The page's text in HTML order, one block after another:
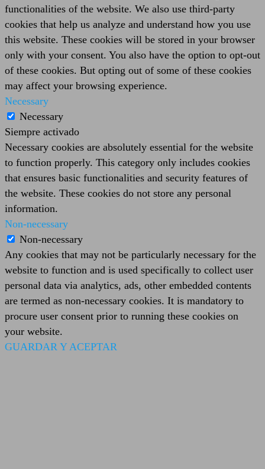
functionalities of the website. We also use third-party
cookies that help us analyze and understand how you use
this website. These cookies will be stored in your browser
only with your consent. You also have the option to opt-out
of these cookies. But opting out of some of these cookies
may affect your browsing experience.
Necessary
Necessary
Siempre activado
Necessary cookies are absolutely essential for the website
to function properly. This category only includes cookies
that ensures basic functionalities and security features of
the website. These cookies do not store any personal
information.
Non-necessary
Non-necessary
Any cookies that may not be particularly necessary for the
website to function and is used specifically to collect user
personal data via analytics, ads, other embedded contents
are termed as non-necessary cookies. It is mandatory to
procure user consent prior to running these cookies on
your website.
GUARDAR Y ACEPTAR